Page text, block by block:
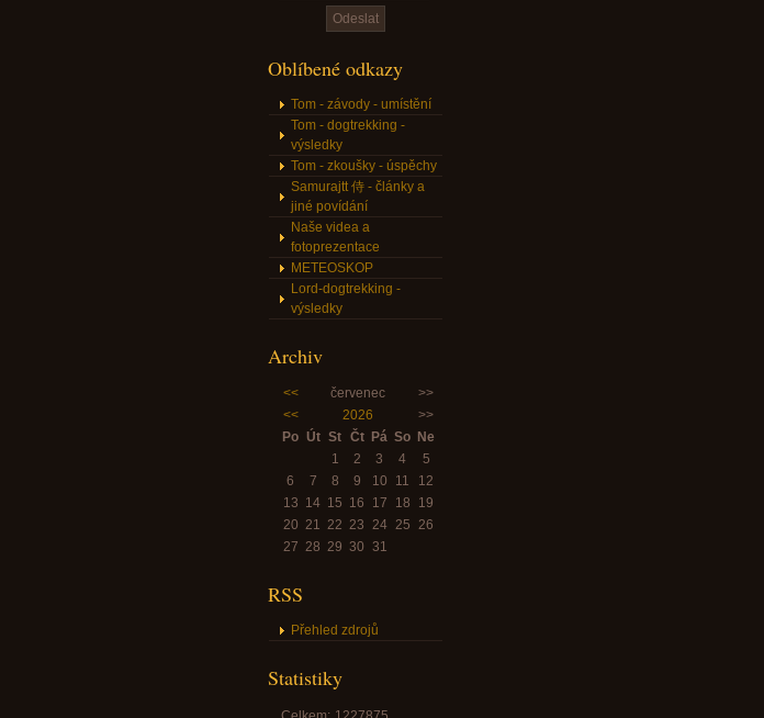
Oblíbené odkazy
Tom - závody - umístění
Tom - dogtrekking -
výsledky
Tom - zkoušky - úspěchy
Samurajtt 侍 - články a
jiné povídání
Naše videa a
fotoprezentace
METEOSKOP
Lord-dogtrekking -
výsledky
Archiv
<< červenec
>>
<<
2026
>>
Po Út St Čt Pá So Ne
1
2 3 4
5
6
7 8 9 10 11
12
13 14 15 16 17 18
19
20 21 22 23 24 25
26
27 28 29 30 31
RSS
Přehled zdrojů
Statistiky